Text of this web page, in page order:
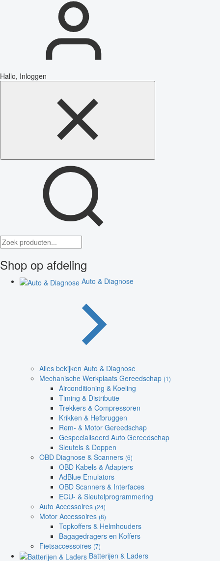
Hallo, Inloggen
Shop op afdeling
Auto & Diagnose
Alles bekijken Auto & Diagnose
Mechanische Werkplaats Gereedschap (1)
Airconditioning & Koeling
Timing & Distributie
Trekkers & Compressoren
Krikken & Hefbruggen
Rem- & Motor Gereedschap
Gespecialiseerd Auto Gereedschap
Sleutels & Doppen
OBD Diagnose & Scanners (6)
OBD Kabels & Adapters
AdBlue Emulators
OBD Scanners & Interfaces
ECU- & Sleutelprogrammering
Auto Accessoires (24)
Motor Accessoires (8)
Topkoffers & Helmhouders
Bagagedragers en Koffers
Fietsaccessoires (7)
Batterijen & Laders